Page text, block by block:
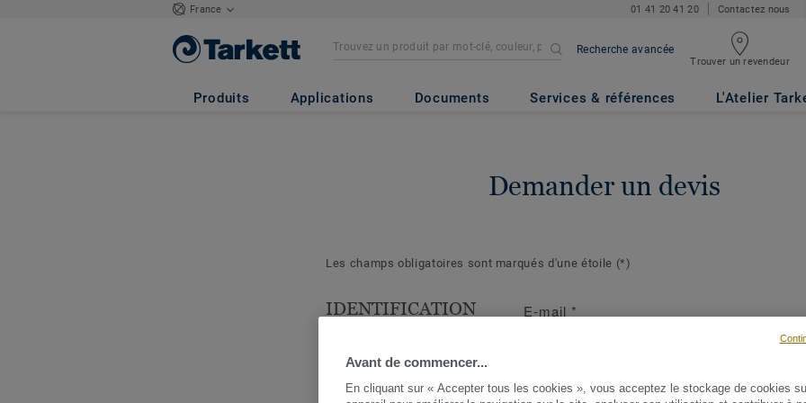
France 01 41 20 41 20 Contactez nous
Recherche avancée
Trouver un revendeur
Produits Applications Documents Services & références L'Atelier
Demander un devis
Les champs obligatoires sont marqués d'une étoile (*)
IDENTIFICATION
Les questions suivantes
cerner votre demande et d'y
E-mail *
Avant de commencer...
En cliquant sur « Accepter tous les cookies », vous acceptez le stockage de cookies